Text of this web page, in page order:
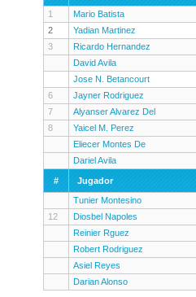
1
Mario Batista
2
Yadian Martinez
3
Ricardo Hernandez
David Avila
Jose N. Betancourt
6
Jayner Rodriguez
7
Alyanser Alvarez Del
8
Yaicel M. Perez
Eliecer Montes De
Dariel Avila
#
Jugador
Tunier Montesino
12
Diosbel Napoles
Reinier Rguez
Robert Rodriguez
Asiel Reyes
Darian Alonso